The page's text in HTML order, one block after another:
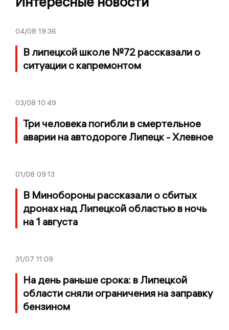
04/08 19:36
В липецкой школе №72 рассказали о
ситуации с капремонтом
03/08 10:49
Три человека погибли в смертельное
аварии на автодороге Липецк - Хлевное
01/08 09:13
В Минобороны рассказали о сбитых
дронах над Липецкой областью в ночь
на 1 августа
31/07 11:09
На день раньше срока: в Липецкой
области сняли ограничения на заправку
бензином